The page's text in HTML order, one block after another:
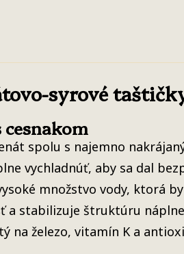
syrové
cesnakom
spolu s najemno
vychladnúť, aby sa dal
množstvo vody, ktorá
a stabilizuje štruktúru
na železo, vitamín K a